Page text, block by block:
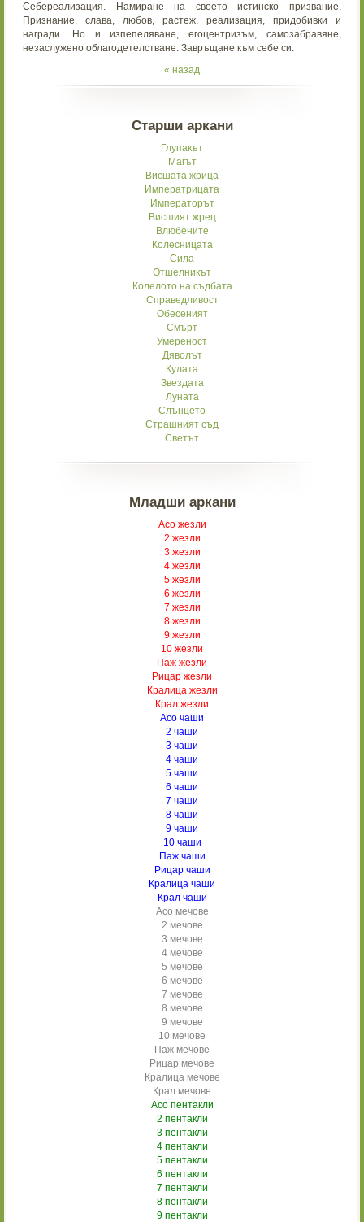
Себереализация. Намиране на своето истинско призвание.
Признание, слава, любов, растеж, реализация, придобивки и
награди. Но и изпепеляване, егоцентризъм, самозабравяне,
незаслужено облагодетелстване. Завръщане към себе си.
« назад
Старши аркани
Глупакът
Магът
Висшата жрица
Императрицата
Императорът
Висшият жрец
Влюбените
Колесницата
Сила
Отшелникът
Колелото на съдбата
Справедливост
Обесеният
Смърт
Умереност
Дяволът
Кулата
Звездата
Луната
Слънцето
Страшният съд
Светът
Младши аркани
Асо жезли
2 жезли
3 жезли
4 жезли
5 жезли
6 жезли
7 жезли
8 жезли
9 жезли
10 жезли
Паж жезли
Рицар жезли
Кралица жезли
Крал жезли
Асо чаши
2 чаши
3 чаши
4 чаши
5 чаши
6 чаши
7 чаши
8 чаши
9 чаши
10 чаши
Паж чаши
Рицар чаши
Кралица чаши
Крал чаши
Асо мечове
2 мечове
3 мечове
4 мечове
5 мечове
6 мечове
7 мечове
8 мечове
9 мечове
10 мечове
Паж мечове
Рицар мечове
Кралица мечове
Крал мечове
Асо пентакли
2 пентакли
3 пентакли
4 пентакли
5 пентакли
6 пентакли
7 пентакли
8 пентакли
9 пентакли